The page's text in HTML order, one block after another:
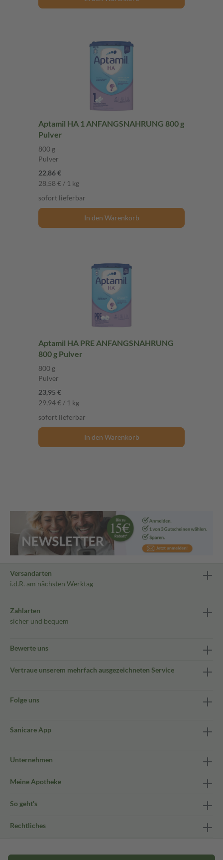
Aptamil HA 1 ANFANGSNAHRUNG 800 g
Pulver
800 g
Pulver
22,86 €
28,58 € / 1 kg
sofort lieferbar
In den Warenkorb
Aptamil HA PRE ANFANGSNAHRUNG
800 g Pulver
800 g
Pulver
23,95 €
29,94 € / 1 kg
sofort lieferbar
In den Warenkorb
Versandarten
i.d.R. am nächsten Werktag
Zahlarten
sicher und bequem
Bewerte uns
Vertraue unserem mehrfach ausgezeichneten Service
Folge uns
Sanicare App
Unternehmen
Meine Apotheke
So geht's
Rechtliches